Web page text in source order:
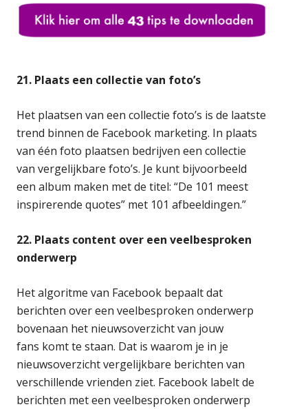
21. Plaats een collectie van foto’s
Het plaatsen van een collectie foto’s is de laatste
trend binnen de Facebook marketing. In plaats
van één foto plaatsen bedrijven een collectie
van vergelijkbare foto’s. Je kunt bijvoorbeeld
een album maken met de titel: “De 101 meest
inspirerende quotes” met 101 afbeeldingen.”
22. Plaats content over een veelbesproken
onderwerp
Het algoritme van Facebook bepaalt dat
berichten over een veelbesproken onderwerp
bovenaan het nieuwsoverzicht van jouw
fans komt te staan. Dat is waarom je in je
nieuwsoverzicht vergelijkbare berichten van
verschillende vrienden ziet. Facebook labelt de
berichten met een veelbesproken onderwerp